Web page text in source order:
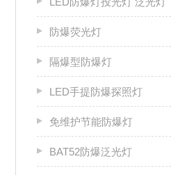
防爆荧光灯
隔爆型防爆灯
LED手提防爆探照灯
免维护节能防爆灯
BAT52防爆泛光灯